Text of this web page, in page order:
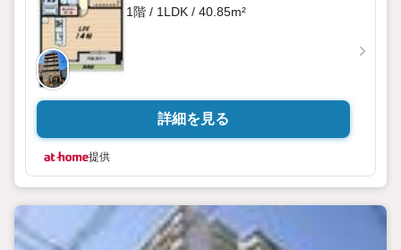
1階 / 1LDK / 40.85m²
詳細を見る
提供